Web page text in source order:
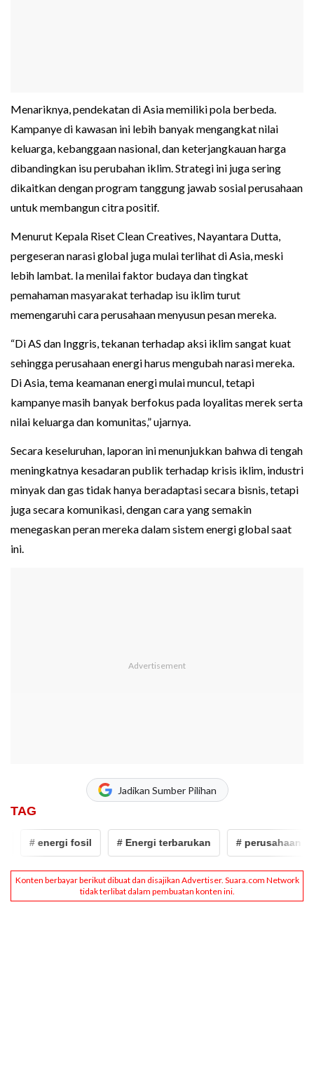
Menariknya, pendekatan di Asia memiliki pola berbeda.
Kampanye di kawasan ini lebih banyak mengangkat nilai
keluarga, kebanggaan nasional, dan keterjangkauan harga
dibandingkan isu perubahan iklim. Strategi ini juga sering
dikaitkan dengan program tanggung jawab sosial perusahaan
untuk membangun citra positif.
Menurut Kepala Riset Clean Creatives, Nayantara Dutta,
pergeseran narasi global juga mulai terlihat di Asia, meski
lebih lambat. Ia menilai faktor budaya dan tingkat
pemahaman masyarakat terhadap isu iklim turut
memengaruhi cara perusahaan menyusun pesan mereka.
“Di AS dan Inggris, tekanan terhadap aksi iklim sangat kuat
sehingga perusahaan energi harus mengubah narasi mereka.
Di Asia, tema keamanan energi mulai muncul, tetapi
kampanye masih banyak berfokus pada loyalitas merek serta
nilai keluarga dan komunitas,” ujarnya.
Secara keseluruhan, laporan ini menunjukkan bahwa di tengah
meningkatnya kesadaran publik terhadap krisis iklim, industri
minyak dan gas tidak hanya beradaptasi secara bisnis, tetapi
juga secara komunikasi, dengan cara yang semakin
menegaskan peran mereka dalam sistem energi global saat
ini.
Jadikan Sumber Pilihan
TAG
# energi fosil # Energi terbarukan # perusahaan